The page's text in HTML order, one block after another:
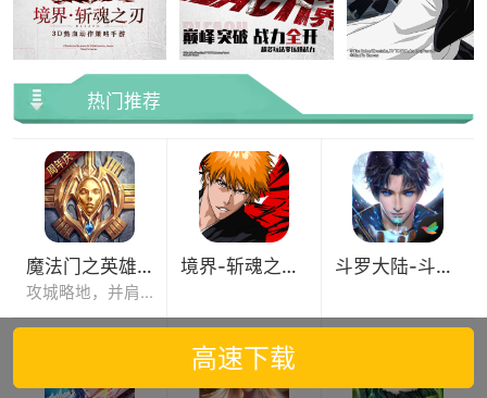
热门推荐
魔法门之英雄无敌：王朝
攻城略地，并肩征战亚山世界。
境界-斩魂之刃（DC） 斗罗大陆-斗神再临
高速下载